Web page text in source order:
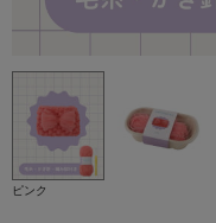
ピンク